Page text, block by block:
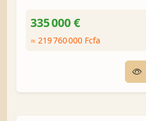
335 000 €
≈ 219 760 000 Fcfa